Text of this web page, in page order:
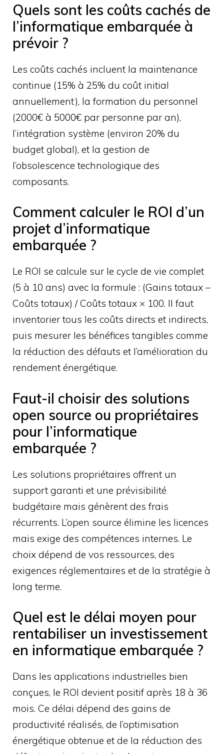
Quels sont les coûts cachés de
l’informatique embarquée à
prévoir ?
Les coûts cachés incluent la maintenance
continue (15% à 25% du coût initial
annuellement), la formation du personnel
(2000€ à 5000€ par personne par an),
l’intégration système (environ 20% du
budget global), et la gestion de
l’obsolescence technologique des
composants.
Comment calculer le ROI d’un
projet d’informatique
embarquée ?
Le ROI se calcule sur le cycle de vie complet
(5 à 10 ans) avec la formule : (Gains totaux –
Coûts totaux) / Coûts totaux × 100. Il faut
inventorier tous les coûts directs et indirects,
puis mesurer les bénéfices tangibles comme
la réduction des défauts et l’amélioration du
rendement énergétique.
Faut-il choisir des solutions
open source ou propriétaires
pour l’informatique
embarquée ?
Les solutions propriétaires offrent un
support garanti et une prévisibilité
budgétaire mais génèrent des frais
récurrents. L’open source élimine les licences
mais exige des compétences internes. Le
choix dépend de vos ressources, des
exigences réglementaires et de la stratégie à
long terme.
Quel est le délai moyen pour
rentabiliser un investissement
en informatique embarquée ?
Dans les applications industrielles bien
conçues, le ROI devient positif après 18 à 36
mois. Ce délai dépend des gains de
productivité réalisés, de l’optimisation
énergétique obtenue et de la réduction des